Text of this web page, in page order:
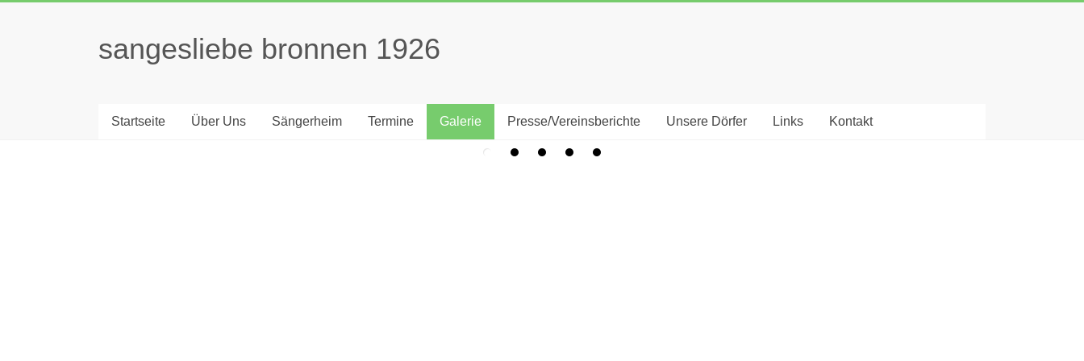
sangesliebe bronnen 1926
Startseite Über Uns Sängerheim Termine Galerie Presse/Vereinsberichte Unsere Dörfer Links Kontakt